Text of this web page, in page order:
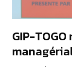
GIP-